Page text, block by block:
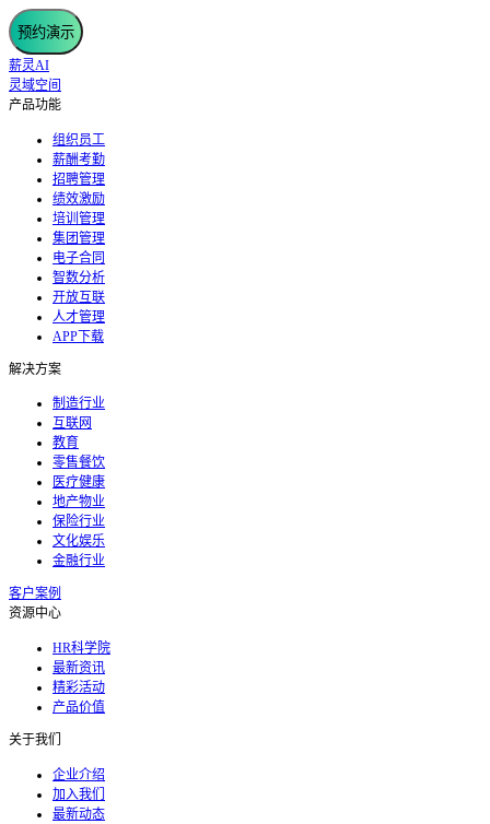
预约演示
薪灵AI
灵域空间
产品功能
组织员工
薪酬考勤
招聘管理
绩效激励
培训管理
集团管理
电子合同
智数分析
开放互联
人才管理
APP下载
解决方案
制造行业
互联网
教育
零售餐饮
医疗健康
地产物业
保险行业
文化娱乐
金融行业
客户案例
资源中心
HR科学院
最新资讯
精彩活动
产品价值
关于我们
企业介绍
加入我们
最新动态